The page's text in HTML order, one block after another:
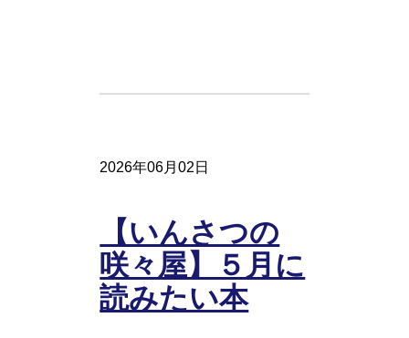
2026年06月02日
【いんさつの
咲々屋】５月に
読みたい本